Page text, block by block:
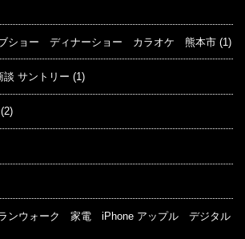
ショー ディナーショー カラオケ 熊本市 (1)
談 サントリー (1)
(2)
ウォーク 家電 iPhone アップル デジタル